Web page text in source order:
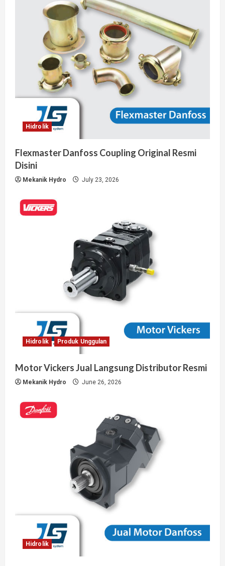
Hidrolik
Flexmaster Danfoss Coupling Original Resmi
Disini
Mekanik Hydro July 23, 2026
Hidrolik Produk Unggulan
Motor Vickers Jual Langsung Distributor Resmi
Mekanik Hydro June 26, 2026
Hidrolik